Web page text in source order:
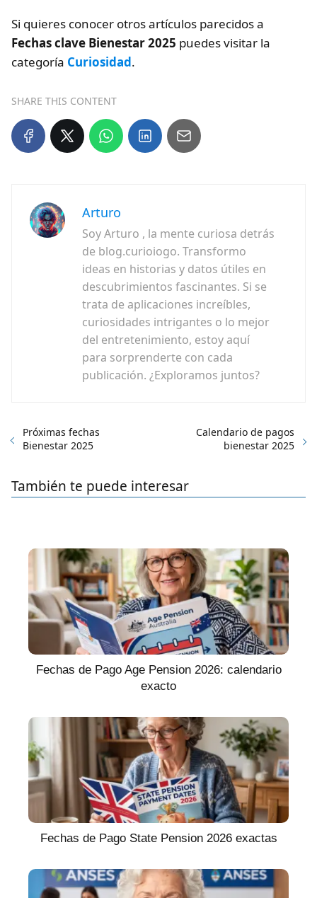
Si quieres conocer otros artículos parecidos a
Fechas clave Bienestar 2025 puedes visitar la
categoría Curiosidad.
SHARE THIS CONTENT
Arturo
Soy Arturo , la mente curiosa detrás
de blog.curioiogo. Transformo
ideas en historias y datos útiles en
descubrimientos fascinantes. Si se
trata de aplicaciones increíbles,
curiosidades intrigantes o lo mejor
del entretenimiento, estoy aquí
para sorprenderte con cada
publicación. ¿Exploramos juntos?
Próximas fechas
Bienestar 2025
Calendario de pagos
bienestar 2025
También te puede interesar
Fechas de Pago Age Pension 2026: calendario
exacto
Fechas de Pago State Pension 2026 exactas